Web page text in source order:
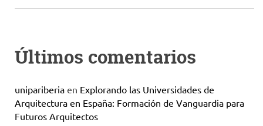
Últimos comentarios
unipariberia en Explorando las Universidades de
Arquitectura en España: Formación de Vanguardia para
Futuros Arquitectos